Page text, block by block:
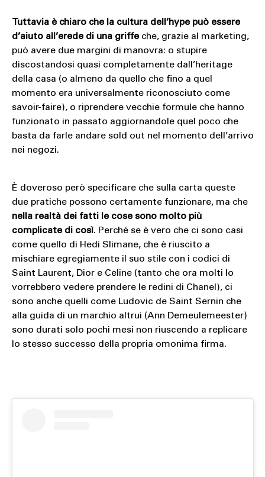
Tuttavia è chiaro che la cultura dell’hype può essere
d’aiuto all’erede di una griffeche, grazie al marketing,
può avere due margini di manovra: o stupire
discostandosi quasi completamente dall’heritage
della casa (o almeno da quello che fino a quel
momento era universalmente riconosciuto come
savoir-faire), o riprendere vecchie formule che hanno
funzionato in passato aggiornandole quel poco che
basta da farle andare sold out nel momento dell’arrivo
nei negozi.
È doveroso però specificare che sulla carta queste
due pratiche possono certamente funzionare, ma che
nella realtà dei fatti le cose sono molto più
complicate di così. Perché se è vero che ci sono casi
come quello di Hedi Slimane, che è riuscito a
mischiare egregiamente il suo stile con i codici di
Saint Laurent, Dior e Celine (tanto che ora molti lo
vorrebbero vedere prendere le redini di Chanel), ci
sono anche quelli come Ludovic de Saint Sernin che
alla guida di un marchio altrui (Ann Demeulemeester)
sono durati solo pochi mesi non riuscendo a replicare
lo stesso successo della propria omonima firma.